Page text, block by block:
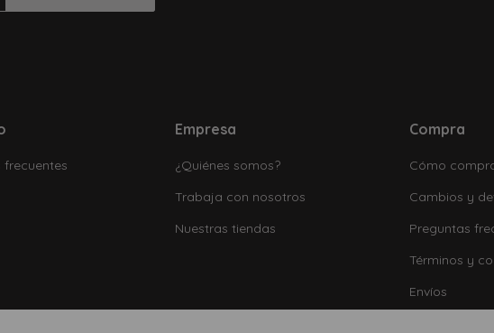
frecuentes
Empresa
¿Quiénes somos?
Trabaja con nosotros
Nuestras tiendas
Compra
Cómo
Cambios y
Preguntas
Términos y
Envíos